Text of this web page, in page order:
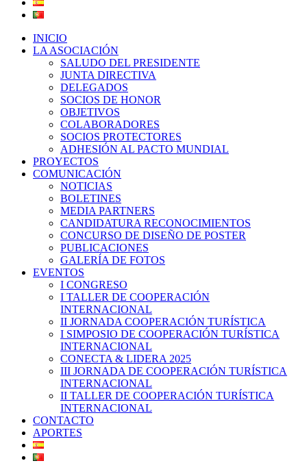
INICIO
LA ASOCIACIÓN
SALUDO DEL PRESIDENTE
JUNTA DIRECTIVA
DELEGADOS
SOCIOS DE HONOR
OBJETIVOS
COLABORADORES
SOCIOS PROTECTORES
ADHESIÓN AL PACTO MUNDIAL
PROYECTOS
COMUNICACIÓN
NOTICIAS
BOLETINES
MEDIA PARTNERS
CANDIDATURA RECONOCIMIENTOS
CONCURSO DE DISEÑO DE POSTER
PUBLICACIONES
GALERÍA DE FOTOS
EVENTOS
I CONGRESO
I TALLER DE COOPERACIÓN
INTERNACIONAL
II JORNADA COOPERACIÓN TURÍSTICA
I SIMPOSIO DE COOPERACIÓN TURÍSTICA
INTERNACIONAL
CONECTA & LIDERA 2025
III JORNADA DE COOPERACIÓN TURÍSTICA
INTERNACIONAL
II TALLER DE COOPERACIÓN TURÍSTICA
INTERNACIONAL
CONTACTO
APORTES